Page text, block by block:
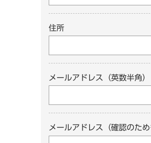
住所
メールアドレス（英数半角）
メールアドレス（確認のた